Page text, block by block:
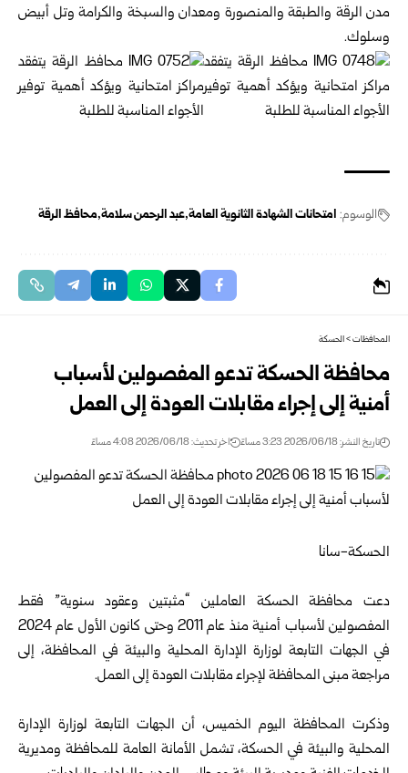
مدن الرقة والطبقة والمنصورة ومعدان والسبخة والكرامة ‌‏وتل أبيض
وسلوك.‏
الوسوم: امتحانات الشهادة الثانوية العامة عبد الرحمن سلامة محافظ الرقة
المحافظات>الحسكة
محافظة الحسكة تدعو المفصولين لأسباب
أمنية إلى إجراء مقابلات العودة إلى العمل
تاريخ النشر: 2026/06/18 3:23 مساءً اخر تحديث: 2026/06/18 4:08 مساءً
الحسكة-سانا
دعت محافظة الحسكة العاملين “مثبتين وعقود سنوية” فقط
المفصولين لأسباب أمنية منذ عام 2011 وحتى كانون الأول عام 2024
في الجهات التابعة لوزارة الإدارة المحلية والبيئة في المحافظة، إلى
مراجعة مبنى المحافظة لإجراء مقابلات العودة إلى العمل.
وذكرت المحافظة اليوم الخميس، أن الجهات التابعة لوزارة الإدارة
المحلية والبيئة في الحسكة، تشمل الأمانة العامة للمحافظة ومديرية